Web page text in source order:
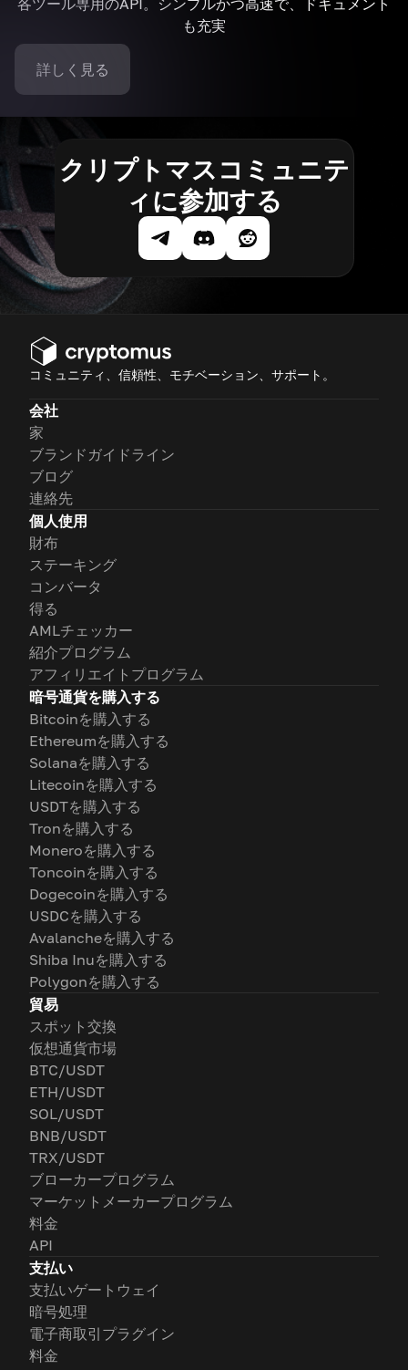
各ツール専用のAPI。シンプルかつ高速で、ドキュメント
も充実
詳しく見る
クリプトマスコミュニテ
ィに参加する
コミュニティ、信頼性、モチベーション、サポート。
会社
家
ブランドガイドライン
ブログ
連絡先
個人使用
財布
ステーキング
コンバータ
得る
AMLチェッカー
紹介プログラム
アフィリエイトプログラム
暗号通貨を購入する
Bitcoinを購入する
Ethereumを購入する
Solanaを購入する
Litecoinを購入する
USDTを購入する
Tronを購入する
Moneroを購入する
Toncoinを購入する
Dogecoinを購入する
USDCを購入する
Avalancheを購入する
Shiba Inuを購入する
Polygonを購入する
貿易
スポット交換
仮想通貨市場
BTC/USDT
ETH/USDT
SOL/USDT
BNB/USDT
TRX/USDT
ブローカープログラム
マーケットメーカープログラム
料金
API
支払い
支払いゲートウェイ
暗号処理
電子商取引プラグイン
料金